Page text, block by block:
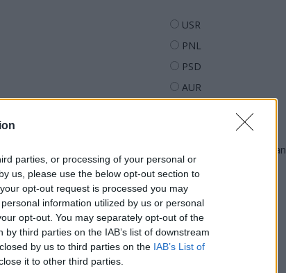
parties, or processing of your personal or
us, please use the below opt-out section to
opt-out request is processed you may
information utilized by us or personal
opt-out. You may separately opt-out of the
third parties on the IAB’s list of downstream
by us to third parties on the IAB’s List of
it to other third parties.
USR
PNL
PSD
AUR
PMP (Tomac)
Forța Dreptei (L.
PNȚMM
REPER
SENS
SOS (Șoșoacă)
POT (Gavrilă)